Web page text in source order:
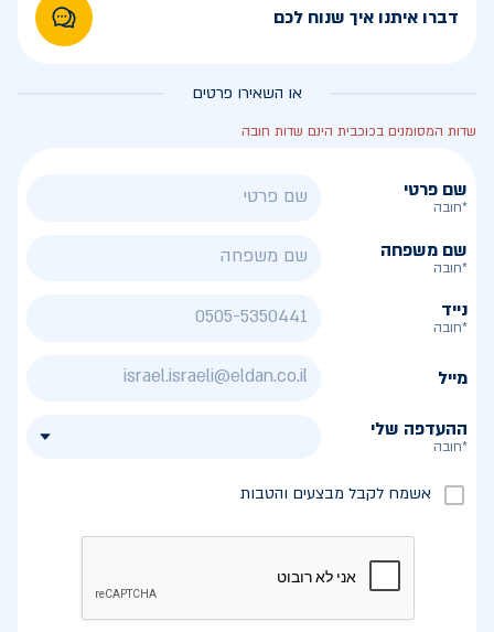
דברו איתנו איך שנוח לכם
או השאירו פרטים
שדות המסומנים בכוכבית הינם שדות חובה
שם פרטי
*חובה
שם משפחה
*חובה
נייד
*חובה
מייל
ההעדפה שלי
*חובה
אשמח לקבל מבצעים והטבות